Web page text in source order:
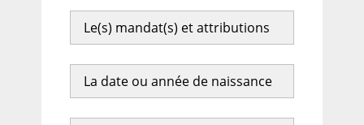
Le(s) mandat(s) et attributions
La date ou année de naissance